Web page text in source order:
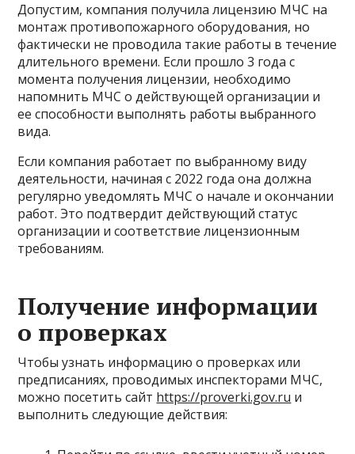
Допустим, компания получила лицензию МЧС на
монтаж противопожарного оборудования, но
фактически не проводила такие работы в течение
длительного времени. Если прошло 3 года с
момента получения лицензии, необходимо
напомнить МЧС о действующей организации и
ее способности выполнять работы выбранного
вида.
Если компания работает по выбранному виду
деятельности, начиная с 2022 года она должна
регулярно уведомлять МЧС о начале и окончании
работ. Это подтвердит действующий статус
организации и соответствие лицензионным
требованиям.
Получение информации
о проверках
Чтобы узнать информацию о проверках или
предписаниях, проводимых инспекторами МЧС,
можно посетить сайт https://proverki.gov.ru и
выполнить следующие действия: